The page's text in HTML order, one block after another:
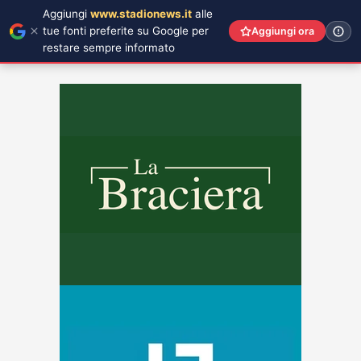
Aggiungi www.stadionews.it alle
tue fonti preferite su Google per
restare sempre informato
Aggiungi ora